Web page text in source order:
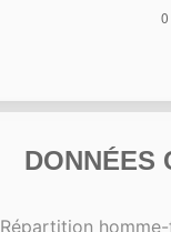
DONNÉES
Répartition